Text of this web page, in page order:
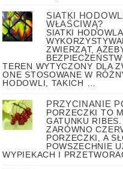
SIATKI
WŁAŚCIWĄ?
SIATKI
ZWIERZĄT,
TEREN WYTYCZONY DLA
ONE STOSOWANE W
HODOWLI, TAKICH …
PRZYCINANIE
PORZECZKI TO
GATUNKU
ZARÓWNO
PORZECZKI, A
POWSZECHNIE
WYPIEKACH I